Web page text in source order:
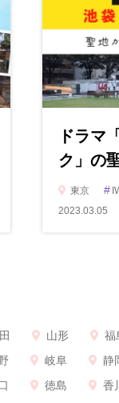
ドラマ
ク」の
東京 #
2023.03.05
山形 福
岐阜 静
徳島 香